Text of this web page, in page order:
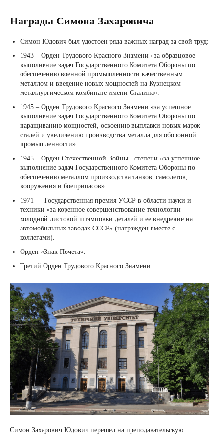
Награды Симона Захаровича
Симон Юдович был удостоен ряда важных наград за свой труд:
1943 – Орден Трудового Красного Знамени «за образцовое
выполнение задач Государственного Комитета Обороны по
обеспечению военной промышленности качественным
металлом и введение новых мощностей на Кузнецком
металлургическом комбинате имени Сталина».
1945 – Орден Трудового Красного Знамени «за успешное
выполнение задач Государственного Комитета Обороны по
наращиванию мощностей, освоению выплавки новых марок
сталей и увеличению производства металла для оборонной
промышленности».
1945 – Орден Отечественной Войны I степени «за успешное
выполнение задач Государственного Комитета Обороны по
обеспечению металлом производства танков, самолетов,
вооружения и боеприпасов».
1971 — Государственная премия УССР в области науки и
техники «за коренное совершенствование технологии
холодной листовой штамповки деталей и ее внедрение на
автомобильных заводах СССР» (награжден вместе с
коллегами).
Орден «Знак Почета».
Третий Орден Трудового Красного Знамени.
Симон Захарович Юдович перешел на преподавательскую